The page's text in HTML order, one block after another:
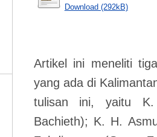
Download (292kB)
Artikel ini meneliti
yang ada di
tulisan ini, yaitu K.
Bachieth); K. H.